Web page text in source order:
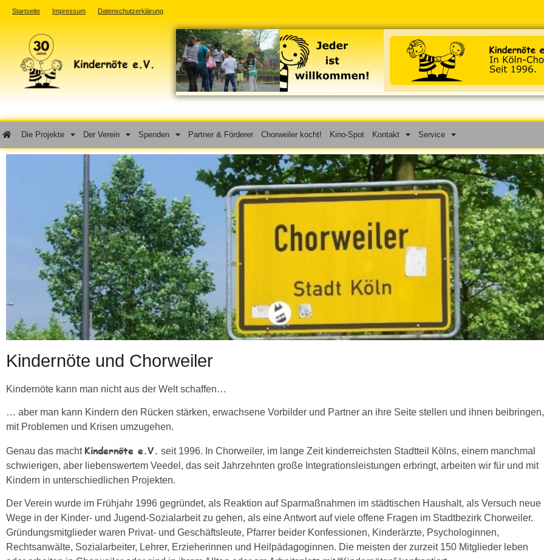
Startseite Impressum Datenschutzerklärung
Die Projekte Der Verein Spenden Partner & Förderer Chorweiler kocht! Kino-Spot Kontakt Service
Kindernöte und Chorweiler
Kindernöte kann man nicht aus der Welt schaffen…
… aber man kann Kindern den Rücken stärken, erwachsene Vorbilder und Partner an ihre Seite stellen und ihnen beibringen,
mit Problemen und Krisen umzugehen.
Genau das machtKindernöte e.V. seit 1996. In Chorweiler, im lange Zeit kinderreichsten Stadtteil Kölns, einem manchmal
schwierigen, aber liebenswertem Veedel, das seit Jahrzehnten große Integrationsleistungen erbringt, arbeiten wir für und mit
Kindern in unterschiedlichen Projekten.
Der Verein wurde im Frühjahr 1996 gegründet, als Reaktion auf Sparmaßnahmen im städtischen Haushalt, als Versuch neue
Wege in der Kinder- und Jugend-Sozialarbeit zu gehen, als eine Antwort auf viele offene Fragen im Stadtbezirk Chorweiler.
Gründungsmitglieder waren Privat- und Geschäftsleute, Pfarrer beider Konfessionen, Kinderärzte, Psychologinnen,
Rechtsanwälte, Sozialarbeiter, Lehrer, Erzieherinnen und Heilpädagoginnen. Die meisten der zurzeit 150 Mitglieder leben